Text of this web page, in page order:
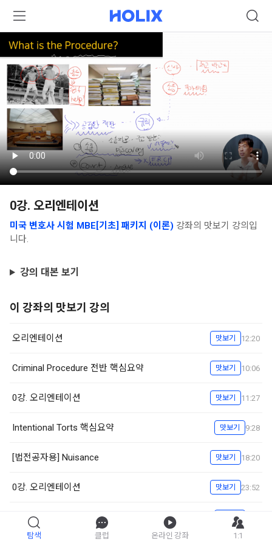
0강. 오리엔테이션
미국 변호사 시험 MBE[기초] 패키지 (이론) 강좌의 맛보기 강의입
니다.
강의 대본 보기
이 강좌의 맛보기 강의
오리엔테이션 맛보기 12:20
Criminal Procedure 전반 핵심요약 맛보기 10:06
0강. 오리엔테이션 맛보기 11:27
Intentional Torts 핵심요약 맛보기 9:28
[법전공자용] Nuisance 맛보기 18:20
0강. 오리엔테이션 맛보기 23:52
4-1강. Fee simple 핵심요약 맛보기
탐색 클럽 온라인 강좌 1:1